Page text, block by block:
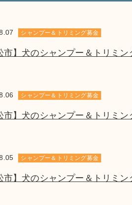
シャンプー＆トリミング募金
市】犬のシャンプー＆トリミ
シャンプー＆トリミング募金
市】犬のシャンプー＆トリミ
シャンプー＆トリミング募金
市】犬のシャンプー＆トリミ